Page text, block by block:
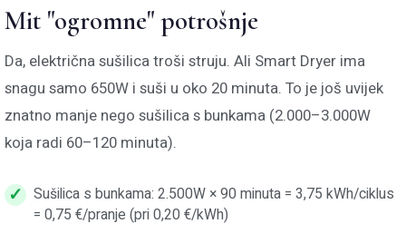
Mit "ogromne" potrošnje
Da, električna sušilica troši struju. Ali Smart Dryer ima
snagu samo 650W i suši u oko 20 minuta. To je još uvijek
znatno manje nego sušilica s bunkama (2.000–3.000W
koja radi 60–120 minuta).
Sušilica s bunkama: 2.500W × 90 minuta = 3,75 kWh/ciklus
= 0,75 €/pranje (pri 0,20 €/kWh)